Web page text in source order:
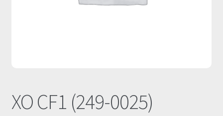
XO CF1 (249-0025)